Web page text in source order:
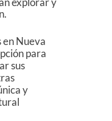
en Nueva
para
sus
y